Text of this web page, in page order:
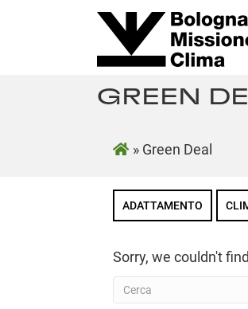
GREEN
» Green Deal
ADATTAMENTO
Sorry, we couldn't